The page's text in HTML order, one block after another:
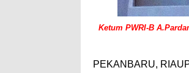
Ketum PWRI-B
PEKANBARU,